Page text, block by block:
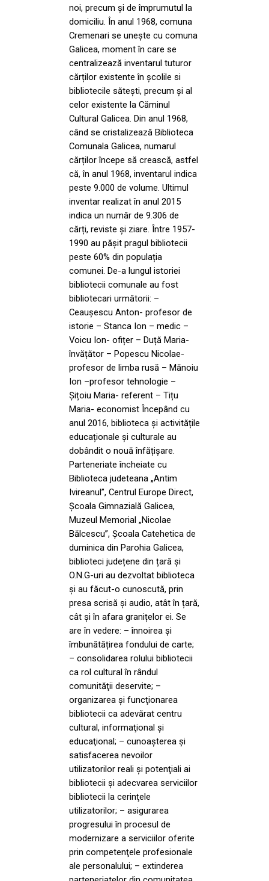
noi, precum și de împrumutul la
domiciliu. În anul 1968, comuna
Cremenari se unește cu comuna
Galicea, moment în care se
centralizează inventarul tuturor
cărților existente în școlile si
bibliotecile sătești, precum și al
celor existente la Căminul
Cultural Galicea. Din anul 1968,
când se cristalizează Biblioteca
Comunala Galicea, numarul
cărților începe să crească, astfel
că, în anul 1968, inventarul indica
peste 9.000 de volume. Ultimul
inventar realizat în anul 2015
indica un număr de 9.306 de
cărți, reviste și ziare. Între 1957-
1990 au pășit pragul bibliotecii
peste 60% din populația
comunei. De-a lungul istoriei
bibliotecii comunale au fost
bibliotecari următorii: –
Ceaușescu Anton- profesor de
istorie – Stanca Ion – medic –
Voicu Ion- ofițer – Duță Maria-
învățător – Popescu Nicolae-
profesor de limba rusă – Mănoiu
Ion –profesor tehnologie –
Șițoiu Maria- referent – Tițu
Maria- economist Începând cu
anul 2016, biblioteca și activitățile
educaționale și culturale au
dobândit o nouă înfățișare.
Parteneriate încheiate cu
Biblioteca judeteana „Antim
Ivireanul”, Centrul Europe Direct,
Școala Gimnazială Galicea,
Muzeul Memorial „Nicolae
Bălcescu”, Școala Catehetica de
duminica din Parohia Galicea,
biblioteci județene din țară și
O.N.G-uri au dezvoltat biblioteca
și au făcut-o cunoscută, prin
presa scrisă și audio, atât în țară,
cât și în afara granițelor ei. Se
are în vedere: – înnoirea și
îmbunătățirea fondului de carte;
– consolidarea rolului bibliotecii
ca rol cultural în rândul
comunităţii deservite; –
organizarea şi funcţionarea
bibliotecii ca adevărat centru
cultural, informaţional şi
educaţional; – cunoaşterea şi
satisfacerea nevoilor
utilizatorilor reali şi potenţiali ai
bibliotecii și adecvarea serviciilor
bibliotecii la cerinţele
utilizatorilor; – asigurarea
progresului în procesul de
modernizare a serviciilor oferite
prin competenţele profesionale
ale personalului; – extinderea